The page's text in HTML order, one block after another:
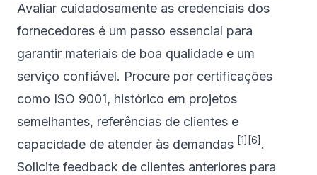
Avaliar cuidadosamente as credenciais dos
fornecedores é um passo essencial para
garantir materiais de boa qualidade e um
serviço confiável. Procure por certificações
como ISO 9001, histórico em projetos
semelhantes, referências de clientes e
capacidade de atender às demandas [1] [6] .
Solicite feedback de clientes anteriores para